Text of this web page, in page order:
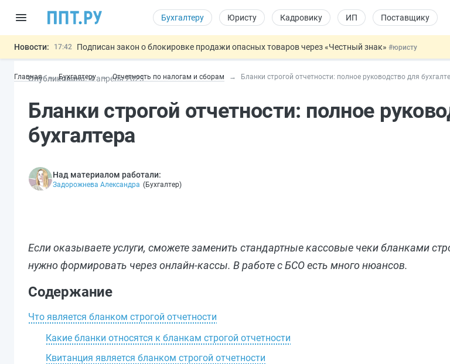
Бухгалтеру Юристу Кадровику ИП Поставщику
Новости: 17:42 Подписан закон о блокировке продажи опасных товаров через «Честный знак» #юристу
16:02 Госпошлину за устранение ошибок в документах предлагают отменить#физлицу
11:31
Важно Разработают единые критерии трудовых и ГПХ-отношений #кадровику
Главная Бухгалтеру Отчетность по налогам и сборам Бланки строгой отчетности: полное руководство для
Опубликовано: 4 апреля2023
Бланки строгой отчетности: полное
бухгалтера
Над материалом работали:
Задорожнева Александра (Бухгалтер)
Если оказываете услуги, сможете заменить стандартные кассовые чеки бланками
нужно формировать через онлайн-кассы. В работе с БСО есть много нюансов.
Содержание
Что является бланком строгой отчетности
Какие бланки относятся к бланкам строгой отчетности
Квитанция является бланком строгой отчетности